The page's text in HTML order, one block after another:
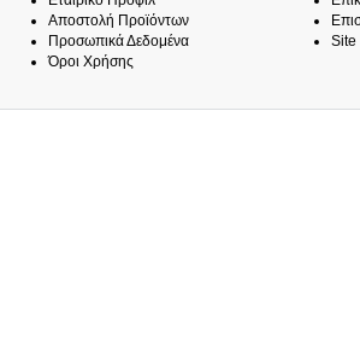
Αποστολή Προϊόντων
Προσωπικά Δεδομένα
Όροι Χρήσης
Site